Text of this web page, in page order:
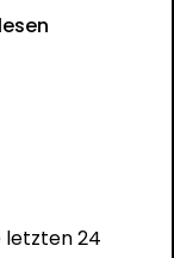
letzten 24